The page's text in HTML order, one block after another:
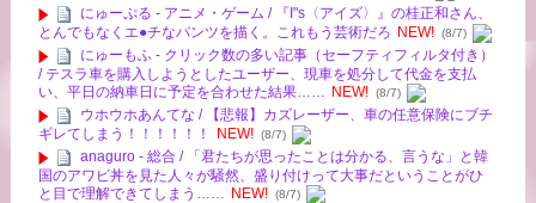
にゅーぷる - アニメ・ゲーム / 『I"s〈アイズ〉』の桂正和さん、
とんでもなくエ●チなパンツを描く。これもう芸術だろ NEW! (8/7)
にゅーもふ - クリック数の多い記事（セーフティフィルタ付き）
/ テスラ車を購入しようとしたユーザー、現車を処分して代金を支払
い、平日の納車日に予定を合わせた結果…… NEW! (8/7)
ウホウホあんてな / 【悲報】カズレーザー、車の任意保険にブチ
ギレてしまう！！！！！！
NEW! (8/7)
anaguro - 総合 / 「君たちが思ったことは分かる、言うな」と韓
国のアワビ丼を見た人々が騒然、盛り付けって大事だということがひ
と目で理解できてしまう…… NEW! (8/7)